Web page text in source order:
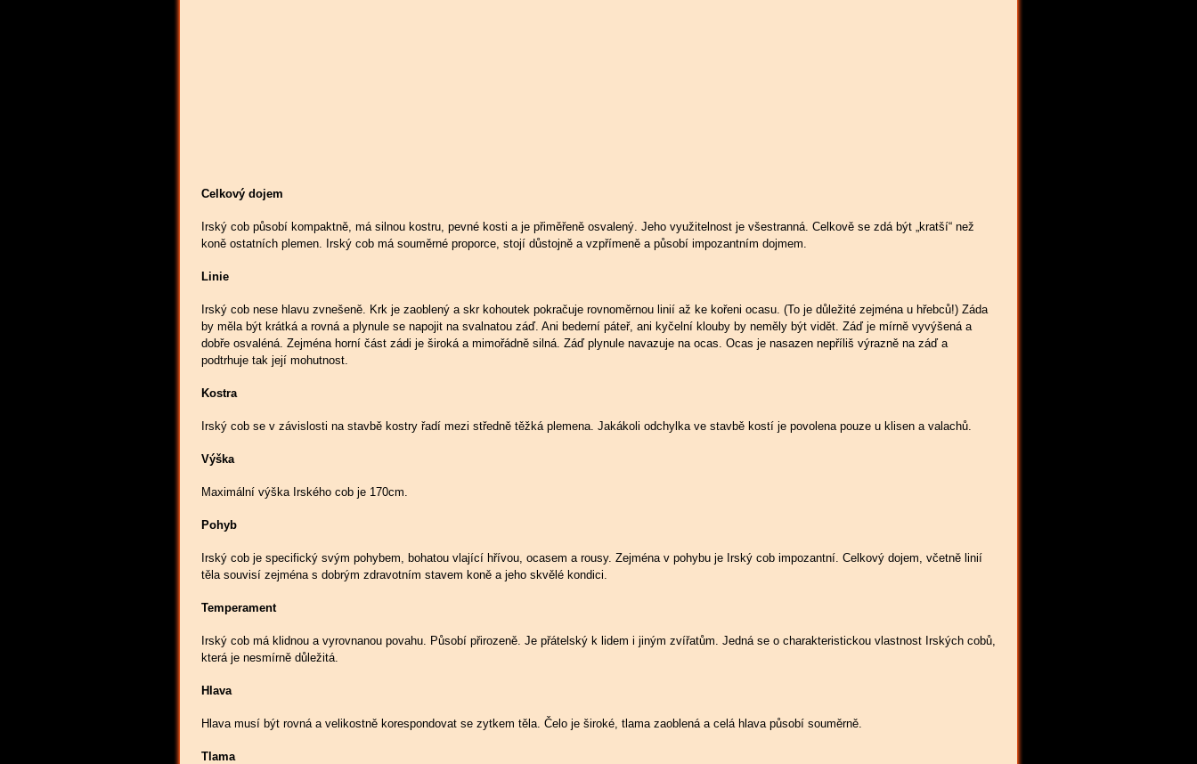
Celkový dojem
Irský cob působí kompaktně, má silnou kostru, pevné kosti a je přiměřeně osvalený. Jeho využitelnost je všestranná. Celkově se zdá být „kratší“ než
koně ostatních plemen. Irský cob má souměrné proporce, stojí důstojně a vzpřímeně a působí impozantním dojmem.
Linie
Irský cob nese hlavu zvnešeně. Krk je zaoblený a skr kohoutek pokračuje rovnoměrnou linií až ke kořeni ocasu. (To je důležité zejména u hřebců!) Záda
by měla být krátká a rovná a plynule se napojit na svalnatou záď. Ani bederní páteř, ani kyčelní klouby by neměly být vidět. Záď je mírně vyvýšená a
dobře osvaléná. Zejména horní část zádi je široká a mimořádně silná. Záď plynule navazuje na ocas. Ocas je nasazen nepříliš výrazně na záď a
podtrhuje tak její mohutnost.
Kostra
Irský cob se v závislosti na stavbě kostry řadí mezi středně těžká plemena. Jakákoli odchylka ve stavbě kostí je povolena pouze u klisen a valachů.
Výška
Maximální výška Irského cob je 170cm.
Pohyb
Irský cob je specifický svým pohybem, bohatou vlající hřívou, ocasem a rousy. Zejména v pohybu je Irský cob impozantní. Celkový dojem, včetně linií
těla souvisí zejména s dobrým zdravotním stavem koně a jeho skvělé kondici.
Temperament
Irský cob má klidnou a vyrovnanou povahu. Působí přirozeně. Je přátelský k lidem i jiným zvířatům. Jedná se o charakteristickou vlastnost Irských cobů,
která je nesmírně důležitá.
Hlava
Hlava musí být rovná a velikostně korespondovat se zytkem těla. Čelo je široké, tlama zaoblená a celá hlava působí souměrně.
Tlama